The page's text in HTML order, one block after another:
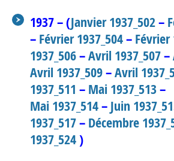
1937 – (Janvier 1937_502–
– Février 1937_504– Février
1937_506–Avril 1937_507–
Avril 1937_509–Avril
1937_511 – Mai 1937_513–
Mai 1937_514– Juin
1937_517– Décembre
1937_524)